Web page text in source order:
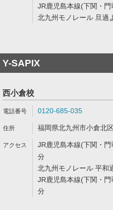
JR鹿児島本線(下関・
北九州モノレール 旦過
Y-SAPIX
西小倉校
0120-685-035
福岡県北九州市小倉北
JR鹿児島本線(下関・
分
北九州モノレール 平和
JR鹿児島本線(下関・
分